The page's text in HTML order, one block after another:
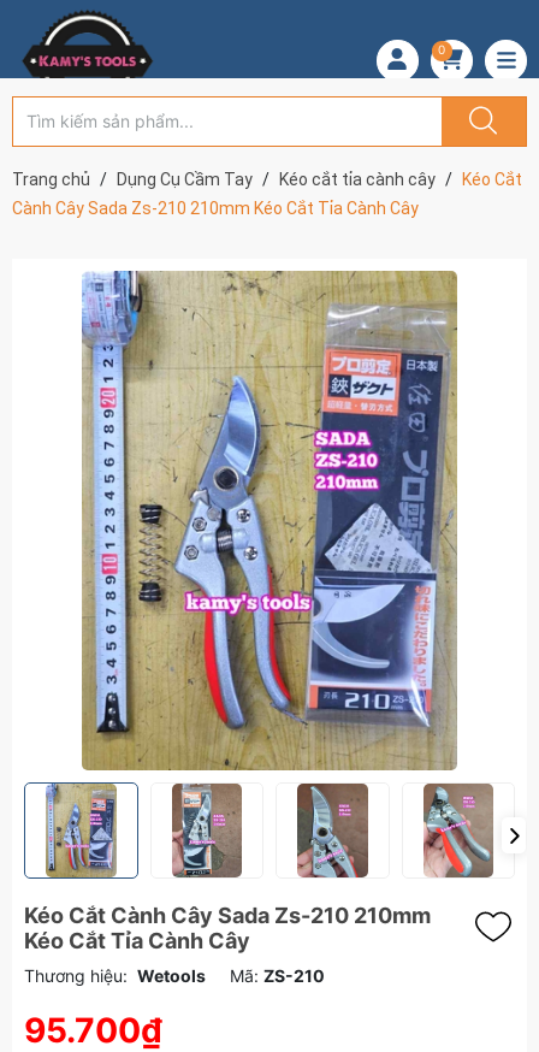
0
Trang chủ Dụng Cụ Cầm Tay Kéo cắt tỉa cành cây
Kéo Cắt
Cành Cây Sada Zs-210 210mm Kéo Cắt Tỉa Cành Cây
Kéo Cắt Cành Cây Sada Zs-210 210mm
Kéo Cắt Tỉa Cành Cây
Thương hiệu: Wetools Mã: ZS-210
95.700₫